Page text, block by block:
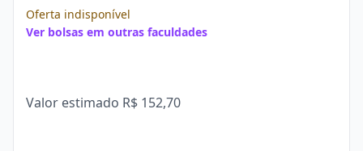
Oferta indisponível
Ver bolsas em outras faculdades
Valor estimado R$ 152,70